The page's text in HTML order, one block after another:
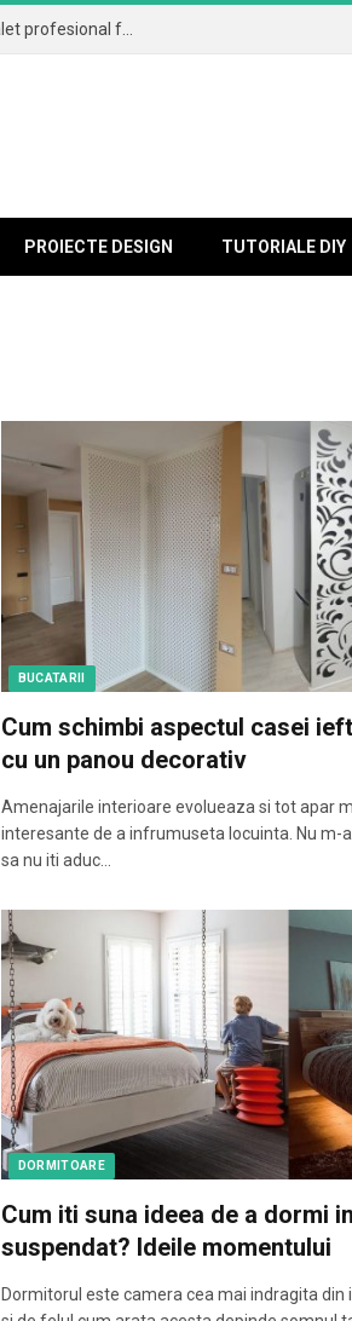
PROIECTE DESIGN TUTORIALE DIY
BUCATARII
Cum schimbi aspectul casei
cu un panou decorativ
Amenajarile interioare evolueaza si tot apar
interesante de a infrumuseta locuinta. Nu m-
sa nu iti aduc…
DORMITOARE
Cum iti suna ideea de a dormi
suspendat? Ideile momentului
Dormitorul este camera cea mai indragita din